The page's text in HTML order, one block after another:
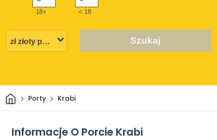
18+ < 18
Szukaj
DomPorty Krabi
Informacje O Porcie Krabi